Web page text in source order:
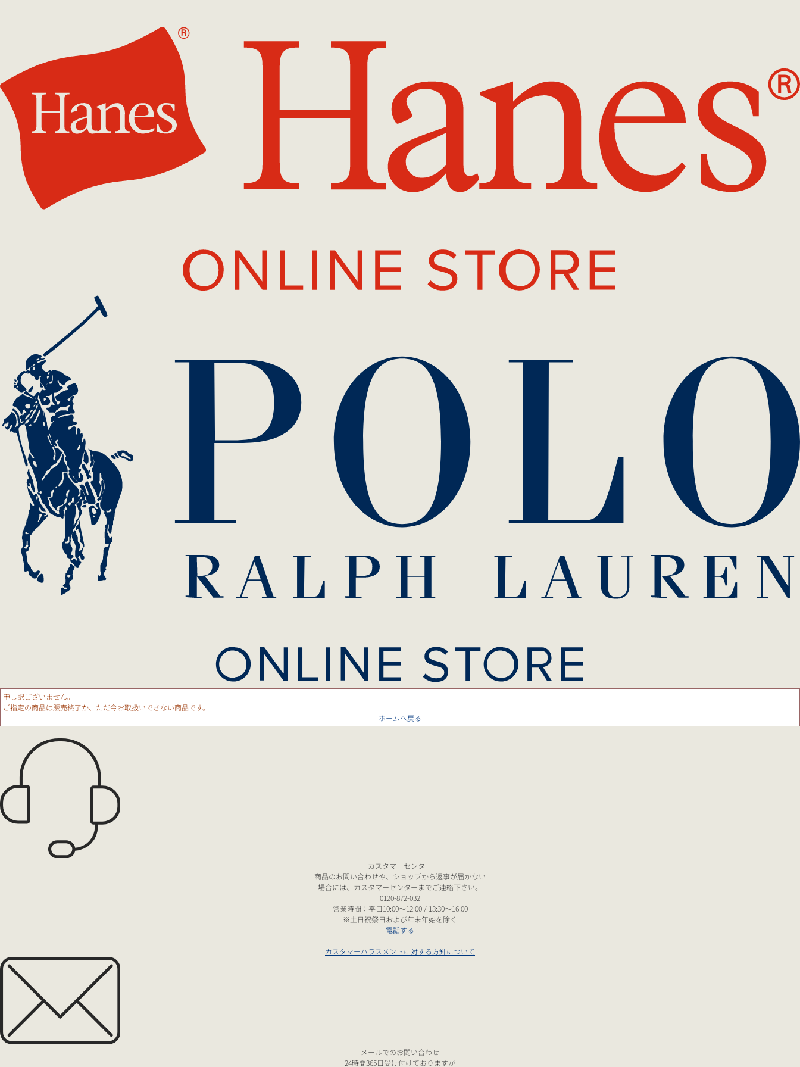
申し訳ございません。
ご指定の商品は販売終了か、ただ今お取扱いできない商品です。
ホームへ戻る
カスタマーセンター
商品のお問い合わせや、ショップから返事が届かない
場合には、カスタマーセンターまでご連絡下さい。
0120-872-032
営業時間：平日10:00～12:00 / 13:30～16:00
※土日祝祭日および年末年始を除く
電話する
カスタマーハラスメントに対する方針について
メールでのお問い合わせ
24時間365日受け付けておりますが